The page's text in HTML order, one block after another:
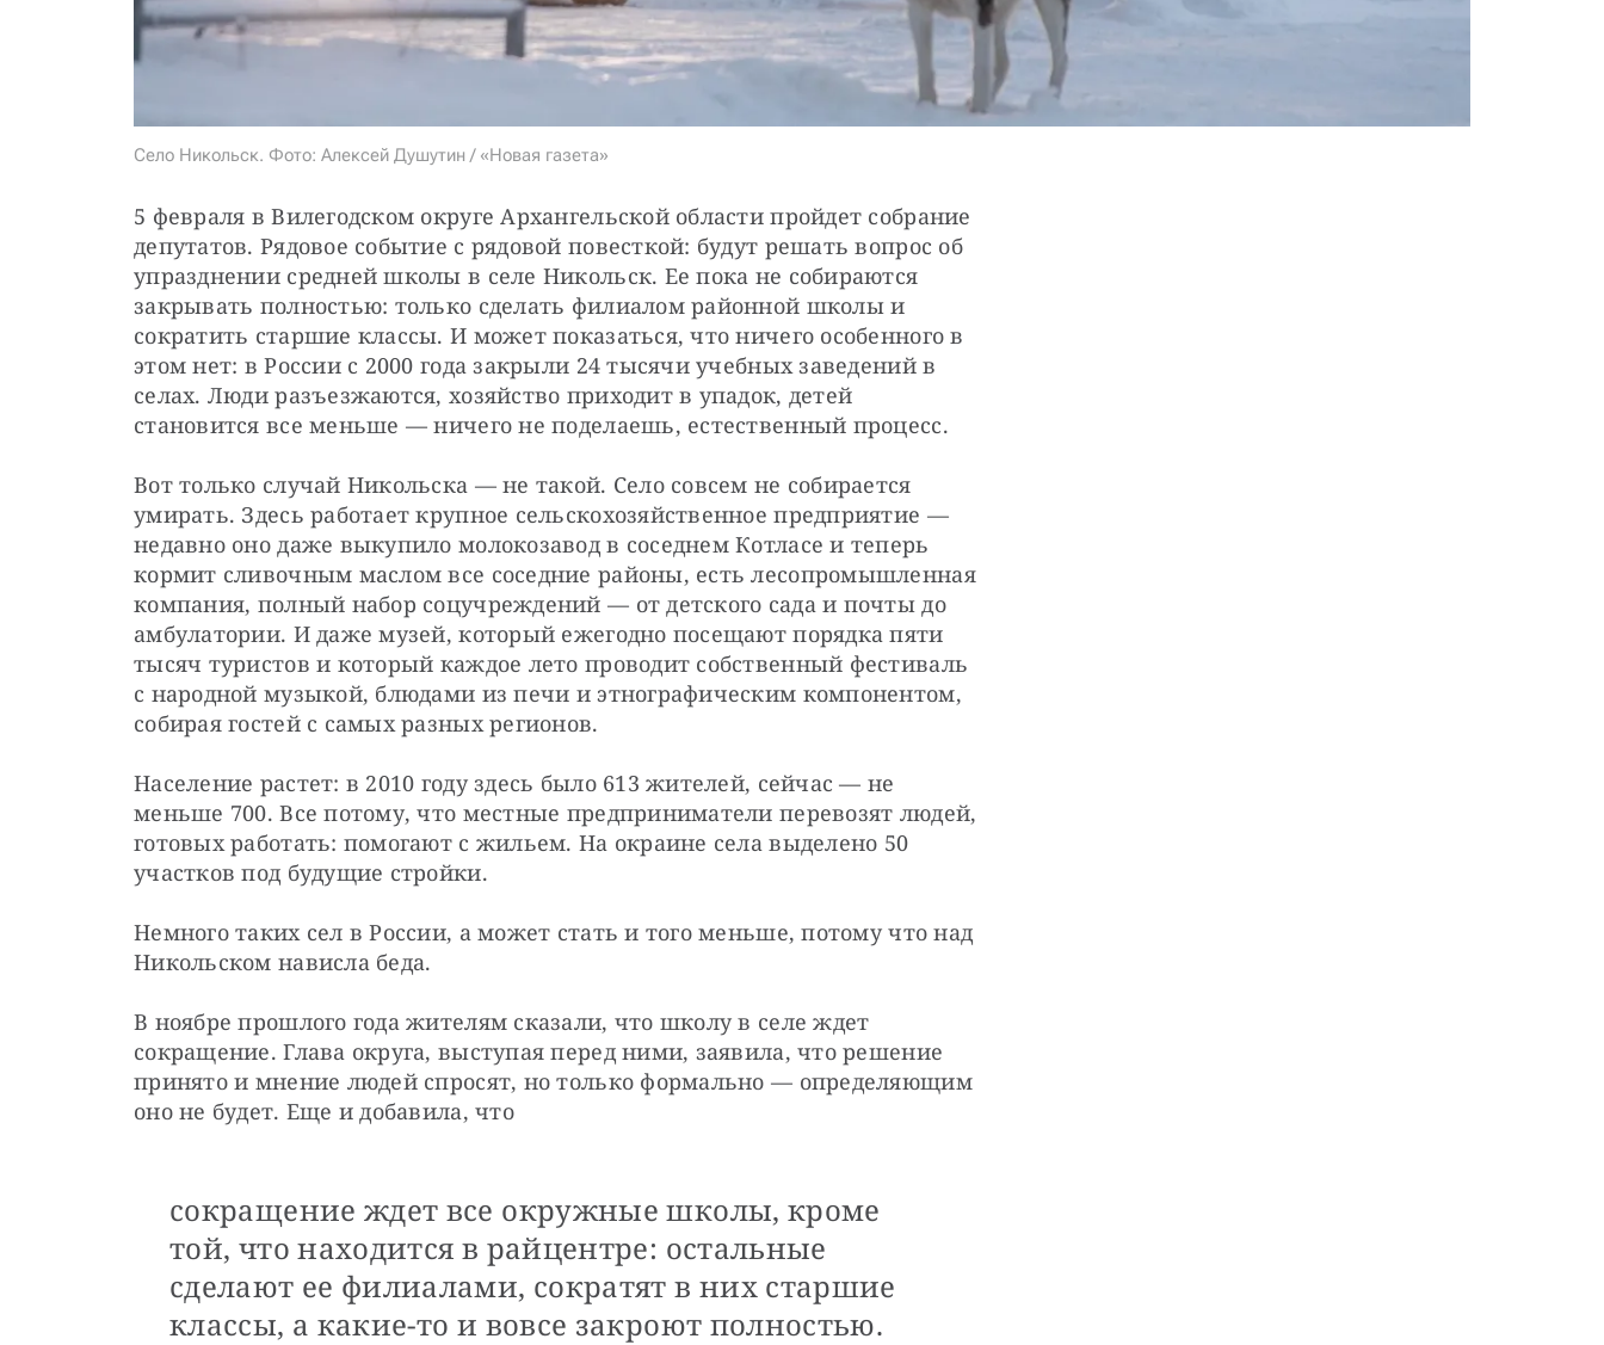
Село Никольск. Фото: Алексей Душутин / «Новая газета»
5 февраля в Вилегодском округе Архангельской области пройдет собрание
депутатов. Рядовое событие с рядовой повесткой: будут решать вопрос об
упразднении средней школы в селе Никольск. Ее пока не собираются
закрывать полностью: только сделать филиалом районной школы и
сократить старшие классы. И может показаться, что ничего особенного в
этом нет: в России с 2000 года закрыли 24 тысячи учебных заведений в
селах. Люди разъезжаются, хозяйство приходит в упадок, детей
становится все меньше — ничего не поделаешь, естественный процесс.
Вот только случай Никольска — не такой. Село совсем не собирается
умирать. Здесь работает крупное сельскохозяйственное предприятие —
недавно оно даже выкупило молокозавод в соседнем Котласе и теперь
кормит сливочным маслом все соседние районы, есть лесопромышленная
компания, полный набор соцучреждений — от детского сада и почты до
амбулатории. И даже музей, который ежегодно посещают порядка пяти
тысяч туристов и который каждое лето проводит собственный фестиваль
с народной музыкой, блюдами из печи и этнографическим компонентом,
собирая гостей с самых разных регионов.
Население растет: в 2010 году здесь было 613 жителей, сейчас — не
меньше 700. Все потому, что местные предприниматели перевозят людей,
готовых работать: помогают с жильем. На окраине села выделено 50
участков под будущие стройки.
Немного таких сел в России, а может стать и того меньше, потому что над
Никольском нависла беда.
В ноябре прошлого года жителям сказали, что школу в селе ждет
сокращение. Глава округа, выступая перед ними, заявила, что решение
принято и мнение людей спросят, но только формально — определяющим
оно не будет. Еще и добавила, что
сокращение ждет все окружные школы, кроме
той, что находится в райцентре: остальные
сделают ее филиалами, сократят в них старшие
классы, а какие-то и вовсе закроют полностью.